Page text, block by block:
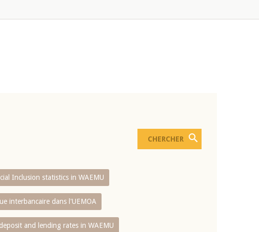
Inclusion statistics in WAEMU
interbancaire dans l'UEMOA
and lending rates in WAEMU